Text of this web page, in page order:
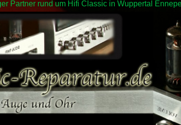
Partner rund um Hifi Classic in Wuppertal